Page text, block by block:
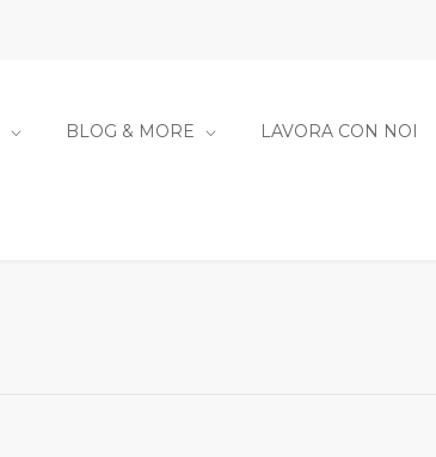
BLOG & MORE LAVORA CON NOI